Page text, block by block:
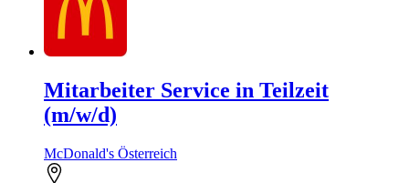
Mitarbeiter Service in Teilzeit
(m/w/d)
McDonald's Österreich